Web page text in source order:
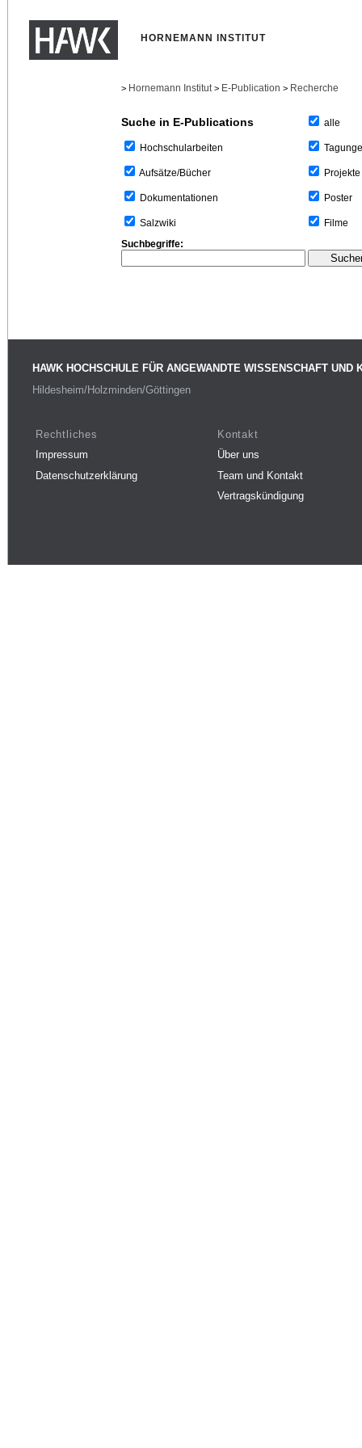
HORNEMANN INSTITUT
> Hornemann Institut > E-Publication > Recherche
Suche in E-Publications
Hochschularbeiten
Aufsätze/Bücher
Dokumentationen
Salzwiki
alle
Projekte
Poster
Filme
Suchbegriffe:
HAWK HOCHSCHULE FÜR ANGEWANDTE WISSENSCHAFT UND
Hildesheim/Holzminden/Göttingen
Rechtliches
Impressum
Datenschutzerklärung
Kontakt
Über uns
Team und Kontakt
Vertragskündigung